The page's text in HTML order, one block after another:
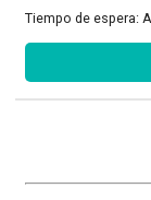
Tiempo de espera: